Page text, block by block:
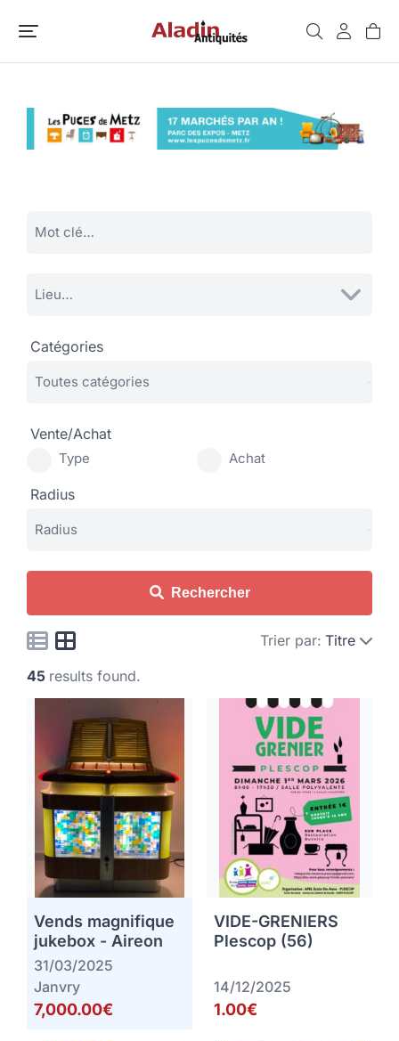
Catégories
Vente/Achat
Type Achat
Radius
Rechercher
Trier par: Titre
45 results found.
Vends magnifique
jukebox - Aireon
31/03/2025
Janvry
7,000.00€
VIDE-GRENIERS
Plescop (56)
14/12/2025
1.00€